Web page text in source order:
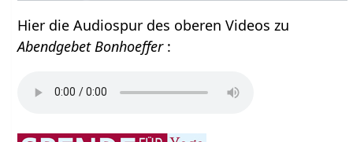
Hier die Audiospur des oberen Videos zu
Abendgebet Bonhoeffer :